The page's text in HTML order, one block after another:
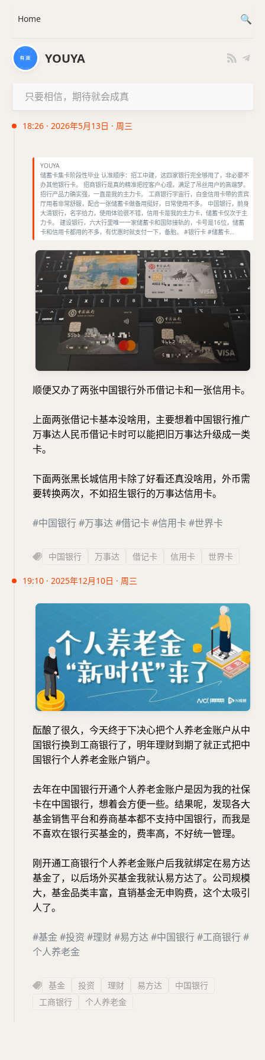
YOUYA
只要相信，期待就会成真
18:26 · 2026年5月13日 · 周三
YOUYA
储蓄卡集卡阶段性毕业 认准顺序：招工中建，这四家银行完全够用了，非必要不
办其他银行卡。 招商银行是真的精准把控客户心理，满足了吊丝用户的高端梦。
招行产品力确实强，一直是我的主力卡。 工商银行宇宙行，白金信用卡带的贵宾
厅用着非常舒服，配合一张储蓄卡做备用挺好，日常使用不多。 中国银行，前身
大清银行，名字给力，使用体验很不错，信用卡是我的主力卡，储蓄卡仅次于主
力卡。 建设银行，六大行里唯一一家储蓄卡和国际接轨的，卡号是16位，储蓄
卡和信用卡都用的不多，有优惠时就支付一下，备胎。 #银行卡 #储蓄卡…
顺便又办了两张中国银行外币借记卡和一张信用卡。
上面两张借记卡基本没啥用，主要想着中国银行推广
万事达人民币借记卡时可以能把旧万事达升级成一类
卡。
下面两张黑长城信用卡除了好看还真没啥用，外币需
要转换两次，不如招生银行的万事达信用卡。
#中国银行#万事达 #借记卡 #信用卡 #世界卡
中国银行 万事达 借记卡 信用卡 世界卡
19:10 · 2025年12月10日 · 周三
酝酿了很久，今天终于下决心把个人养老金账户从中
国银行换到工商银行了，明年理财到期了就正式把中
国银行个人养老金账户销户。
去年在中国银行开通个人养老金账户是因为我的社保
卡在中国银行，想着会方便一些。结果呢，发现各大
基金销售平台和券商基本都不支持中国银行，而我是
不喜欢在银行买基金的，费率高，不好统一管理。
刚开通工商银行个人养老金账户后我就绑定在易方达
基金了，以后场外买基金我就认易方达了。公司规模
大，基金品类丰富，直销基金无申购费，这个太吸引
人了。
#基金#投资 #理财#易方达 #中国银行#工商银行#
个人养老金
基金 投资 理财 易方达
中国银行
工商银行
个人养老金
Home